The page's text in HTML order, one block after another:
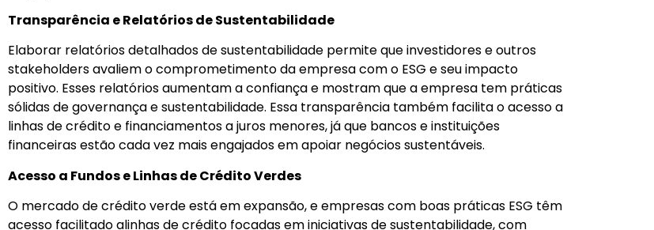
Transparência e Relatórios de Sustentabilidade
Elaborar relatórios detalhados de sustentabilidade permite que investidores e outros
stakeholders avaliem o comprometimento da empresa com o ESG e seu impacto
positivo. Esses relatórios aumentam a confiança e mostram que a empresa tem práticas
sólidas de governança e sustentabilidade. Essa transparência também facilita o acesso a
linhas de crédito e financiamentos a juros menores, já que bancos e instituições
financeiras estão cada vez mais engajados em apoiar negócios sustentáveis.
Acesso a Fundos e Linhas de Crédito Verdes
O mercado de crédito verde está em expansão, e empresas com boas práticas ESG têm
acesso facilitado alinhas de crédito focadas em iniciativas de sustentabilidade, com